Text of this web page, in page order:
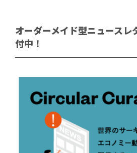
オーダーメイド型ニュースレ
付中！